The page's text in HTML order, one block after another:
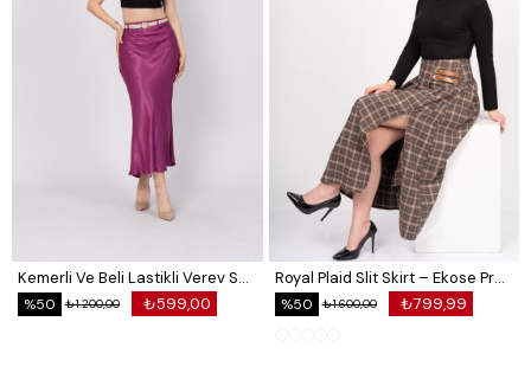
Kemerli Ve Beli Lastikli Verev Saten Etek 6791
₺599,00
₺1.200,00
%50
Royal Plaid Slit Skirt – Ekose Premium Long Skirt 6831
₺799,99
₺1.600,00
%50